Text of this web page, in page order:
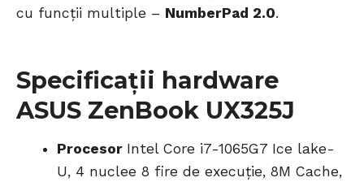
cu funcții multiple – NumberPad 2.0.
Specificații hardware
ASUS ZenBook UX325J
Procesor Intel Core i7-1065G7 Ice lake-
U, 4 nuclee 8 fire de execuție, 8M Cache,